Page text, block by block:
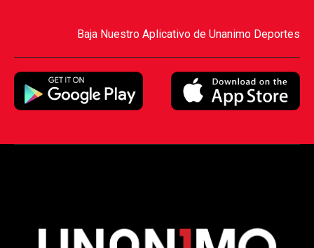
Baja Nuestro Aplicativo de Unanimo Deportes